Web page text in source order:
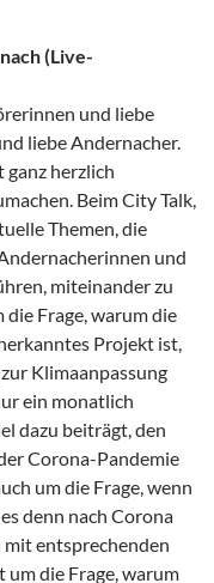
(Live-
und liebe
liebe Andernacher.
ganz herzlich
Beim City Talk,
Themen, die
und
miteinander zu
die Frage, warum die
Projekt ist,
Klimaanpassung
ein monatlich
dazu beiträgt, den
Corona-Pandemie
um die Frage, wenn
denn nach Corona
mit entsprechenden
um die Frage, warum